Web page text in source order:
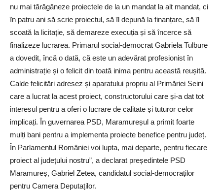
nu mai tărăgăneze proiectele de la un mandat la alt mandat, ci
în patru ani să scrie proiectul, să îl depună la finanțare, să îl
scoată la licitație, să demareze execuția și să încerce să
finalizeze lucrarea. Primarul social-democrat Gabriela Tulbure
a dovedit, încă o dată, că este un adevărat profesionist în
administrație și o felicit din toată inima pentru această reușită.
Calde felicitări adresez și aparatului propriu al Primăriei Seini
care a lucrat la acest proiect, constructorului care și-a dat tot
interesul pentru a oferi o lucrare de calitate și tuturor celor
implicați. În guvernarea PSD, Maramureșul a primit foarte
mulți bani pentru a implementa proiecte benefice pentru județ.
În Parlamentul României voi lupta, mai departe, pentru fiecare
proiect al județului nostru”, a declarat președintele PSD
Maramureș, Gabriel Zetea, candidatul social-democraților
pentru Camera Deputaților.